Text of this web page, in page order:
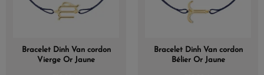
Bracelet Dinh Van cordon
Vierge Or Jaune
Bracelet Dinh Van cordon
Bélier Or Jaune